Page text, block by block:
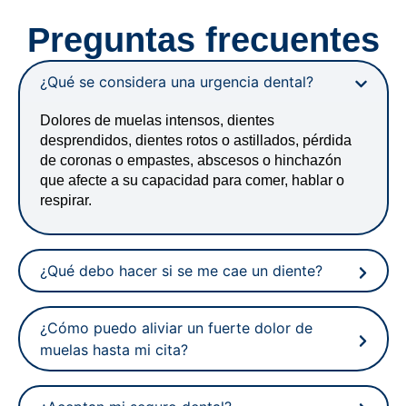
Preguntas frecuentes
¿Qué se considera una urgencia dental?
Dolores de muelas intensos, dientes
desprendidos, dientes rotos o astillados, pérdida
de coronas o empastes, abscesos o hinchazón
que afecte a su capacidad para comer, hablar o
respirar.
¿Qué debo hacer si se me cae un diente?
¿Cómo puedo aliviar un fuerte dolor de
muelas hasta mi cita?